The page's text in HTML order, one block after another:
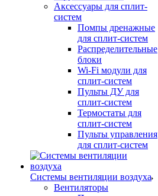
Аксессуары для сплит-
систем
Помпы дренажные
для сплит-систем
Распределительные
блоки
Wi-Fi модули для
сплит-систем
Пульты ДУ для
сплит-систем
Термостаты для
сплит-систем
Пульты управления
для сплит-систем
Системы вентиляции воздуха
Вентиляторы